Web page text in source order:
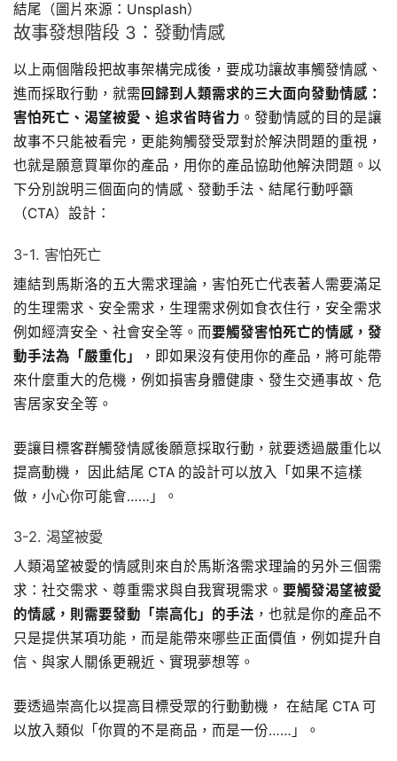
結尾（圖片來源：Unsplash）
故事發想階段 3：發動情感
以上兩個階段把故事架構完成後，要成功讓故事觸發情感、
進而採取行動，就需 回歸到人類需求的三大面向發動情感：
害怕死亡、渴望被愛、追求省時省力 。發動情感的目的是讓
故事不只能被看完，更能夠觸發受眾對於解決問題的重視，
也就是願意買單你的產品，用你的產品協助他解決問題。以
下分別說明三個面向的情感、發動手法、結尾行動呼籲
（CTA）設計：
3-1. 害怕死亡
連結到馬斯洛的五大需求理論，害怕死亡代表著人需要滿足
的生理需求、安全需求，生理需求例如食衣住行，安全需求
例如經濟安全、社會安全等。而要觸發害怕死亡的情感，發
動手法為「嚴重化」
，即如果沒有使用你的產品，將可能帶
來什麼重大的危機，例如損害身體健康、發生交通事故、危
害居家安全等。
要讓目標客群觸發情感後願意採取行動，就要透過嚴重化以
提高動機， 因此結尾 CTA 的設計可以放入「如果不這樣
做，小心你可能會……」。
3-2. 渴望被愛
人類渴望被愛的情感則來自於馬斯洛需求理論的另外三個需
求：社交需求、尊重需求與自我實現需求。 要觸發渴望被愛
的情感，則需要發動「崇高化」的手法 ，也就是你的產品不
只是提供某項功能，而是能帶來哪些正面價值，例如提升自
信、與家人關係更親近、實現夢想等。
要透過崇高化以提高目標受眾的行動動機， 在結尾 CTA 可
以放入類似「你買的不是商品，而是一份……」。